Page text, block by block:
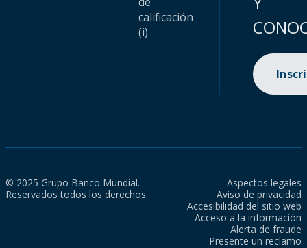
calificación
(i)
© 2025 Grupo Banco Mundial.
Reservados todos los derechos.
Aspectos legales
Aviso de privacidad
Accesibilidad del sitio web
Acceso a la información
Alerta de fraude
Presente un reclamo